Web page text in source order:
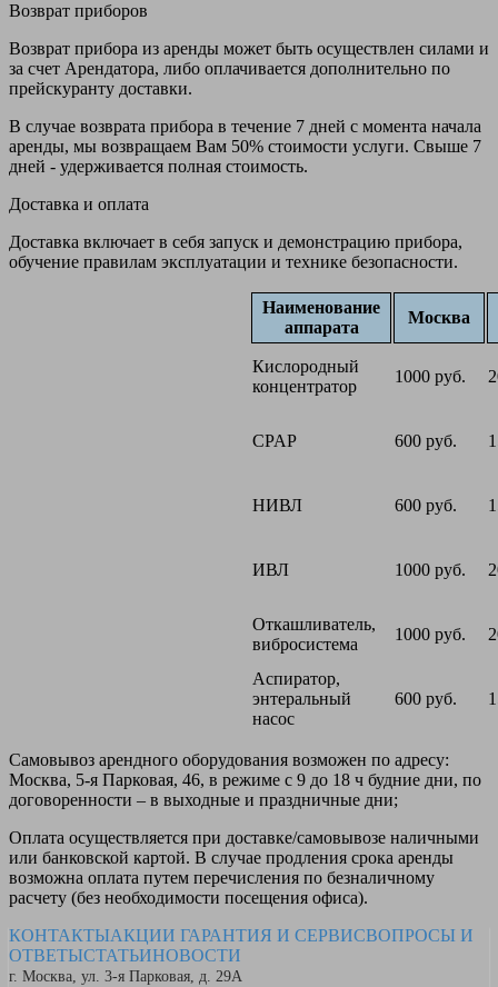
Возврат приборов
Возврат прибора из аренды может быть осуществлен силами и
за счет Арендатора, либо оплачивается дополнительно по
прейскуранту доставки.
В случае возврата прибора в течение 7 дней с момента начала
аренды, мы возвращаем Вам 50% стоимости услуги. Свыше 7
дней - удерживается полная стоимость.
Доставка и оплата
Доставка включает в себя запуск и демонстрацию прибора,
обучение правилам эксплуатации и технике безопасности.
Наименование
аппарата
Москва
Кислородный
концентратор
1000 руб.
CPAP 600 руб.
НИВЛ 600 руб.
ИВЛ 1000 руб.
Откашливатель,
вибросистема
1000 руб.
Аспиратор,
энтеральный
насос
600 руб.
Самовывоз арендного оборудования возможен по адресу:
Москва, 5-я Парковая, 46, в режиме с 9 до 18 ч будние дни, по
договоренности – в выходные и праздничные дни;
Оплата осуществляется при доставке/самовывозе наличными
или банковской картой. В случае продления срока аренды
возможна оплата путем перечисления по безналичному
расчету (без необходимости посещения офиса).
КОНТАКТЫАКЦИИ ГАРАНТИЯ И СЕРВИСВОПРОСЫ И
ОТВЕТЫСТАТЬИНОВОСТИ
г. Москва, ул. 3-я Парковая, д. 29А